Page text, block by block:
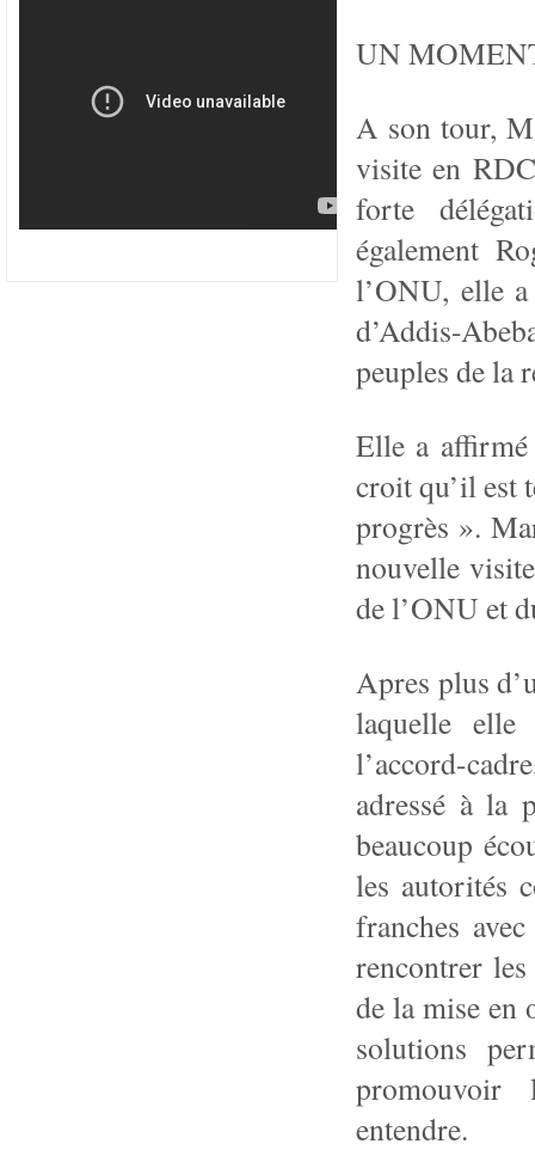
UN
A son tour,
visite en
forte
également
l’ONU, elle
d’Addis-
peuples de la
Elle a affirmé
croit qu’il est
progrès ».
nouvelle
de l’ONU et
Apres plus
laquelle
l’accord-
adressé à la
beaucoup
les autorités
franches
rencontrer
de la mise en
solutions
promouvoir
entendre.